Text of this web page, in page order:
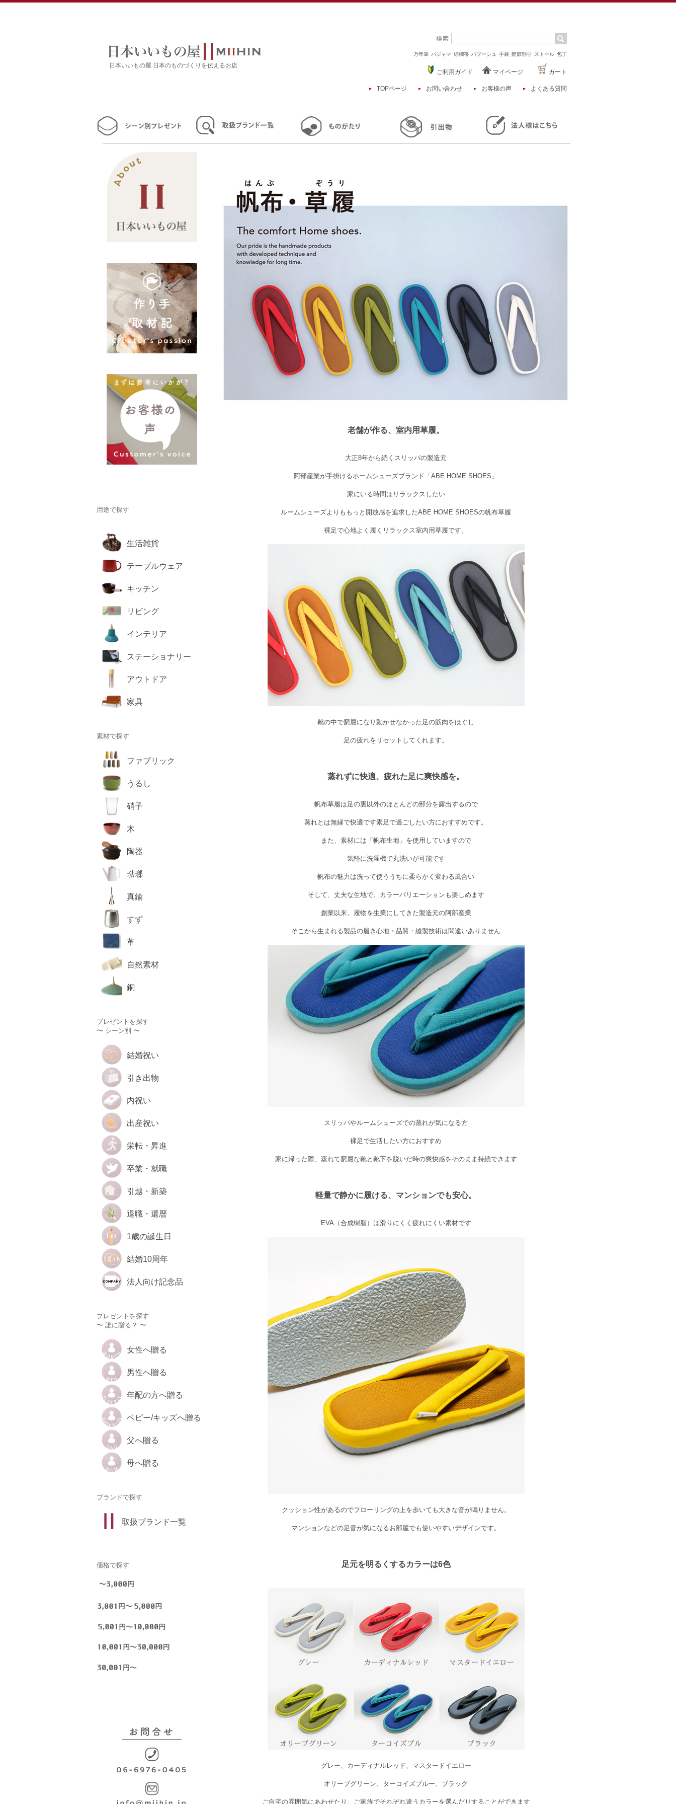
日本いいもの屋 日本のものづくりを伝えるお店
万年筆 パジャマ 棕櫚箒 バブーシュ 手袋 鰹節削り ストール 包丁
ご利用ガイド マイページ カート
TOPページ お問い合わせ お客様の声 よくある質問
老舗が作る、室内用草履。
大正8年から続くスリッパの製造元
阿部産業が手掛けるホームシューズブランド「ABE HOME SHOES」
家にいる時間はリラックスしたい
ルームシューズよりももっと開放感を追求したABE HOME SHOESの帆布草履
裸足で心地よく履くリラックス室内用草履です。
靴の中で窮屈になり動かせなかった足の筋肉をほぐし
足の疲れをリセットしてくれます。
蒸れずに快適、疲れた足に爽快感を。
帆布草履は足の裏以外のほとんどの部分を露出するので
蒸れとは無縁で快適です素足で過ごしたい方におすすめです。
また、素材には「帆布生地」を使用していますので
気軽に洗濯機で丸洗いが可能です
帆布の魅力は洗って使ううちに柔らかく変わる風合い
そして、丈夫な生地で、カラーバリエーションも楽しめます
創業以来、履物を生業にしてきた製造元の阿部産業
そこから生まれる製品の履き心地・品質・縫製技術は間違いありません
スリッパやルームシューズでの蒸れが気になる方
裸足で生活したい方におすすめ
家に帰った際、蒸れて窮屈な靴と靴下を脱いだ時の爽快感をそのまま持続できます
軽量で静かに履ける、マンションでも安心。
EVA（合成樹脂）は滑りにくく疲れにくい素材です
クッション性があるのでフローリングの上を歩いても大きな音が鳴りません。
マンションなどの足音が気になるお部屋でも使いやすいデザインです。
足元を明るくするカラーは6色
グレー、カーディナルレッド、マスタードイエロー
オリーブグリーン、ターコイズブルー、ブラック
ご自宅の雰囲気にあわせたり、ご家族でそれぞれ違うカラーを選んだりすることができます
用途で探す
生活雑貨
テーブルウェア
キッチン
リビング
インテリア
ステーショナリー
アウトドア
家具
素材で探す
ファブリック
うるし
硝子
木
陶器
琺瑯
真鍮
すず
革
自然素材
銅
プレゼントを探す
〜 シーン別 〜
結婚祝い
引き出物
内祝い
出産祝い
栄転・昇進
卒業・就職
引越・新築
退職・還暦
1歳の誕生日
結婚10周年
法人向け記念品
プレゼントを探す
〜 誰に贈る？ 〜
女性へ贈る
男性へ贈る
年配の方へ贈る
ベビー/キッズへ贈る
父へ贈る
母へ贈る
ブランドで探す
取扱ブランド一覧
価格で探す